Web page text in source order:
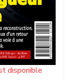
disponible